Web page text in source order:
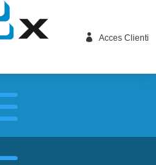
 Acces Clienti